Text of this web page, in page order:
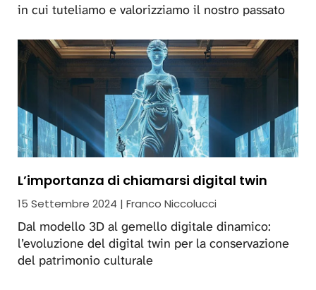
in cui tuteliamo e valorizziamo il nostro passato
L’importanza di chiamarsi digital twin
15 Settembre 2024 | Franco Niccolucci
Dal modello 3D al gemello digitale dinamico:
l’evoluzione del digital twin per la conservazione
del patrimonio culturale